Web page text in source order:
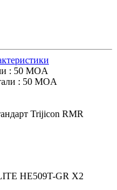
: 50 MOA
: 50 MOA
Trijicon RMR
HE509T-GR X2